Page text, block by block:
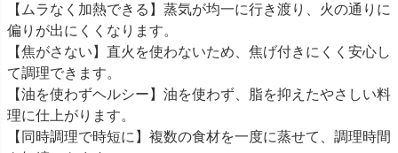
【ムラなく加熱できる】蒸気が均一に行き渡り、火の通りに
偏りが出にくくなります。
【焦がさない】直火を使わないため、焦げ付きにくく安心し
て調理できます。
【油を使わずヘルシー】油を使わず、脂を抑えたやさしい料
理に仕上がります。
【同時調理で時短に】複数の食材を一度に蒸せて、調理時間